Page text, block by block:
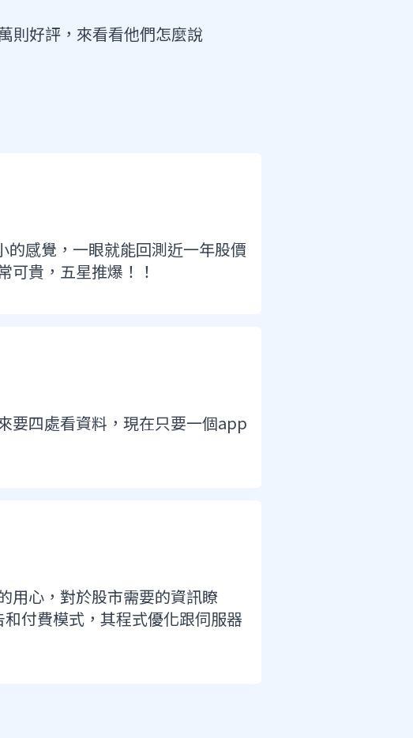
則好評，來看看他們怎麼說
的感覺，一眼就能回測近一年股價
可貴，五星推爆！！
要四處看資料，現在只要一個app
用心，對於股市需要的資訊瞭
付費模式，其程式優化跟伺服器